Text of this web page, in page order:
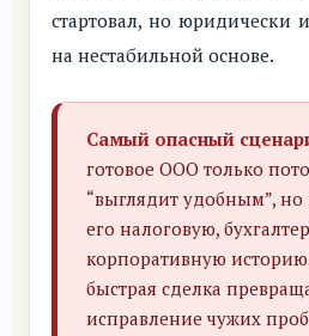
стартовал, но юридически
на нестабильной основе.
Самый опасный
готовое ООО только
“выглядит удобным”, но
его налоговую,
корпоративную
быстрая сделка
исправление чужих